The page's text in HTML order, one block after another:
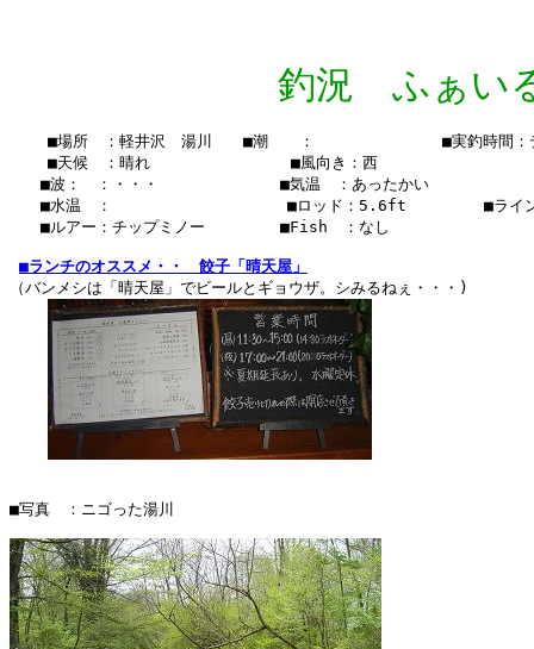
釣況 ふぁい
■場所　：軽井沢　湯川　　■潮　　：　　  　　　　　■実釣時間
    ■天候　：晴れ　　　 　    　　■風向き：西
■波：　：・・・　　　　　   　■気温　：あったかい
■水温　：    　　　　　  　 　■ロッド：5.6ft　　　　　■ライ
■ルアー：チップミノー　　　   ■Fish　：なし
■ランチのオススメ・・　餃子「晴天屋」
（バンメシは「晴天屋」でビールとギョウザ。シみるねぇ・・・)
■写真　：ニゴった湯川